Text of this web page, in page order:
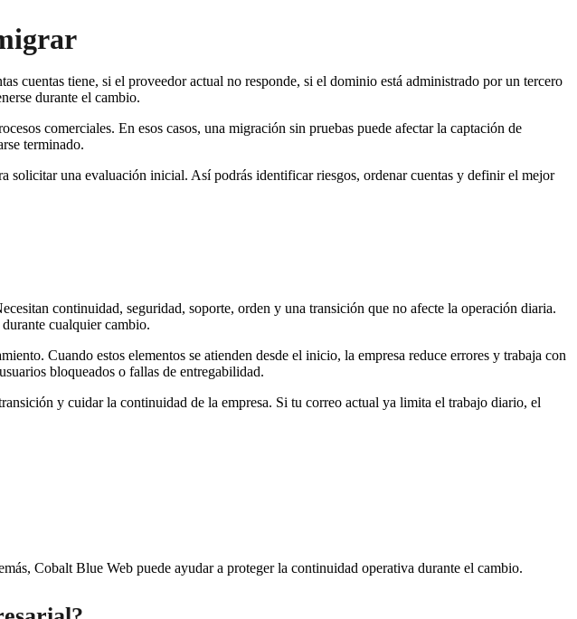
cuentas tiene, si el proveedor actual no responde, si el dominio está administrado por un tercero
durante el cambio.
comerciales. En esos casos, una migración sin pruebas puede afectar la captación de
terminado.
solicitar una evaluación inicial. Así podrás identificar riesgos, ordenar cuentas y definir el mejor
continuidad, seguridad, soporte, orden y una transición que no afecte la operación diaria.
cualquier cambio.
Cuando estos elementos se atienden desde el inicio, la empresa reduce errores y trabaja con
bloqueados o fallas de entregabilidad.
y cuidar la continuidad de la empresa. Si tu correo actual ya limita el trabajo diario, el
Cobalt Blue Web puede ayudar a proteger la continuidad operativa durante el cambio.